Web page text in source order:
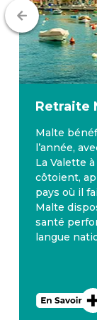
Retraite
Malte
l’année,
La Valette
côtoient,
pays où il
Malte
santé
langue